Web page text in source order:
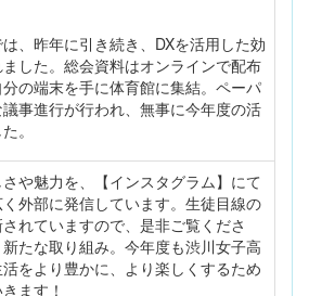
は、昨年に引き続き、DXを活用した効
した。総会資料はオンラインで配布
の端末を手に体育館に集結。ペーパ
事進行が行われ、無事に今年度の活
。
や魅力を、【インスタグラム】にて
外部に発信しています。生徒目線の
れていますので、是非ご覧くださ
たな取り組み。今年度も渋川女子高
をより豊かに、より楽しくするため
ます！